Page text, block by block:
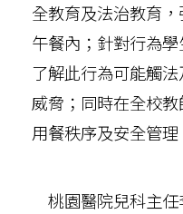
全教育及法治教育
午餐內；針對行為
了解此行為可能觸
威脅；同時在全校
用餐秩序及安全管理
桃園醫院兒科主任